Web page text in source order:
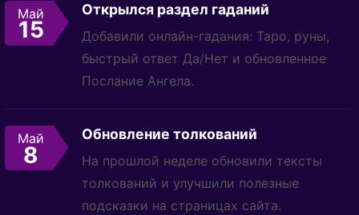
Май
15
Открылся раздел гаданий
Добавили онлайн-гадания: Таро, руны,
быстрый ответ Да/Нет и обновленное
Послание Ангела.
Май
8
Обновление толкований
На прошлой неделе обновили тексты
толкований и улучшили полезные
подсказки на страницах сайта.